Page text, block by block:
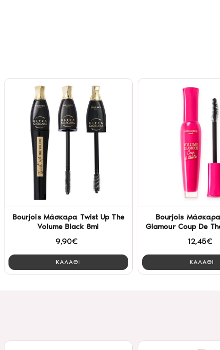
Bourjois Μάσκαρα Twist Up The
Volume Black 8ml
9,90€
ΚΑΛΑΘΙ
Bourjois
Glamour Coup De
12,45€
ΚΑΛΑΘΙ